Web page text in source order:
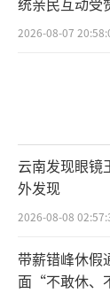
2026-08-07
云南发现眼镜
外发现
2026-08-08
带薪错峰休假
面“不敢休、